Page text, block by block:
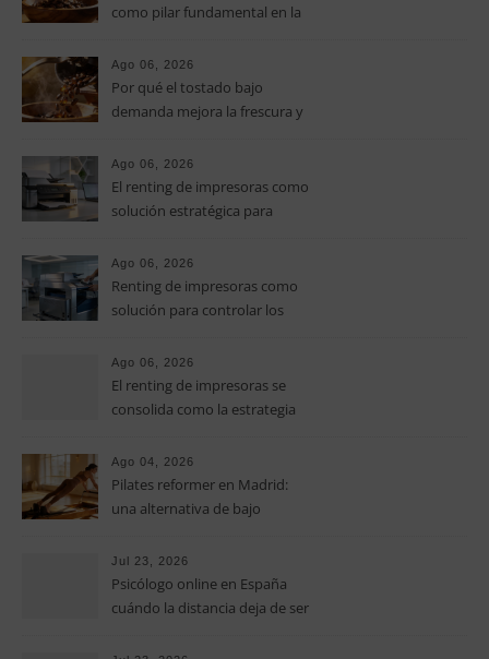
como pilar fundamental en la
Ago 06, 2026
Por qué el tostado bajo
demanda mejora la frescura y
especialidad
Ago 06, 2026
El renting de impresoras como
solución estratégica para
pymes
Ago 06, 2026
Renting de impresoras como
solución para controlar los
pymes
Ago 06, 2026
El renting de impresoras se
consolida como la estrategia
operativos en las pequeñas y
medianas empresas
Ago 04, 2026
Pilates reformer en Madrid:
una alternativa de bajo
fuerza y movilidad
Jul 23, 2026
Psicólogo online en España
cuándo la distancia deja de ser